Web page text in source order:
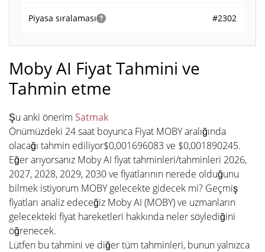
Piyasa sıralaması #2302
Moby AI Fiyat Tahmini ve
Tahmin etme
Şu anki önerim Satmak
Önümüzdeki 24 saat boyunca Fiyat MOBY aralığında
olacağı tahmin ediliyor$0,001696083 ve $0,001890245.
Eğer arıyorsanız Moby AI fiyat tahminleri/tahminleri 2026,
2027, 2028, 2029, 2030 ve fiyatlarının nerede olduğunu
bilmek istiyorum MOBY gelecekte gidecek mi? Geçmiş
fiyatları analiz edeceğiz Moby AI (MOBY) ve uzmanların
gelecekteki fiyat hareketleri hakkında neler söylediğini
öğrenecek.
Lütfen bu tahmini ve diğer tüm tahminleri, bunun yalnızca